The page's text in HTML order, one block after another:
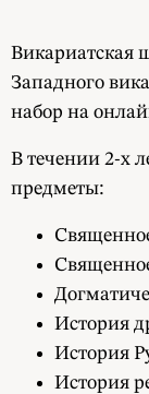
Викариатская
Западного
набор на
В течении 2-х
предметы:
История
История
История